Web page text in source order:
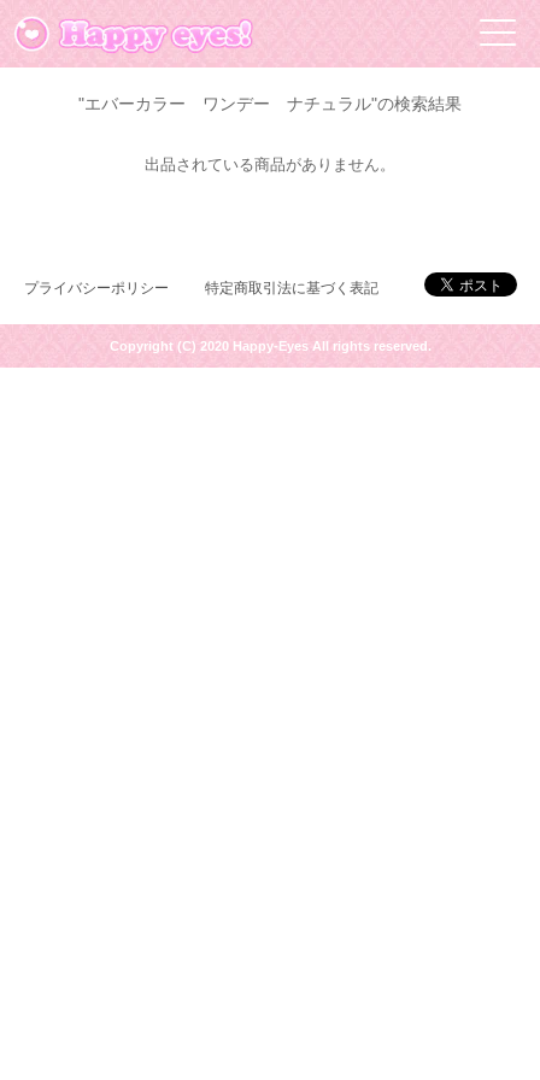
"エバーカラー ワンデー ナチュラル"の検索結果
出品されている商品がありません。
プライバシーポリシー 特定商取引法に基づく表記
Copyright (C) 2020 Happy-Eyes All rights reserved.